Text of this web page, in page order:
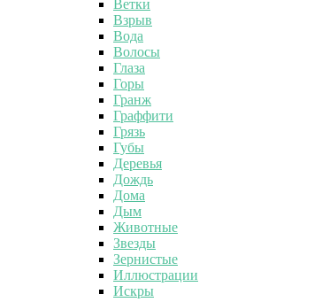
Ветки
Взрыв
Вода
Волосы
Глаза
Горы
Гранж
Граффити
Грязь
Губы
Деревья
Дождь
Дома
Дым
Животные
Звезды
Зернистые
Иллюстрации
Искры